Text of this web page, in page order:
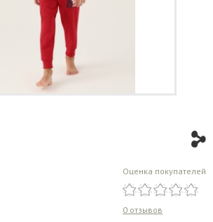
Оценка покупателей
0 отзывов